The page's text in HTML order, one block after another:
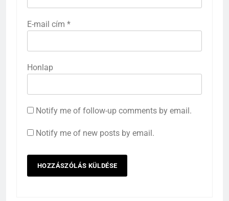
E-mail cím *
Honlap
Notify me of follow-up comments by email.
Notify me of new posts by email.